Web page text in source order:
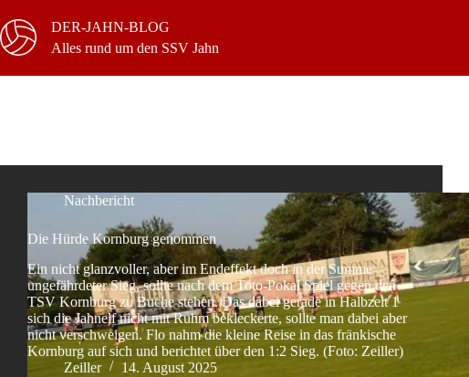
Inhalt
springen
DER-JAHN-BLOG
Alles rund um den SSV Jahn
Nachbericht
Die Hürde Kornburg genommen
Ein nicht glanzvoller, aber im Endeffekt doch in der Summe
ungefährdeter Sieg, sollte nach dem Toto-Pokal Spiel gegen den
TSV Kornburg zu Buche stehen. Das dabei gerade in Halbzeit 1
sich die Jahnelf nicht mit Ruhm bekleckerte, sollte man dabei aber
nicht verschweigen. Flo nahm die kleine Reise in das fränkische
Kornburg auf sich und berichtet über den 1:2 Sieg. (Foto: Zeiller)
Zeiller
14. August 2025